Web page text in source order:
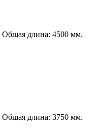
Общая длина: 4500 мм.
Общая длина: 3750 мм.